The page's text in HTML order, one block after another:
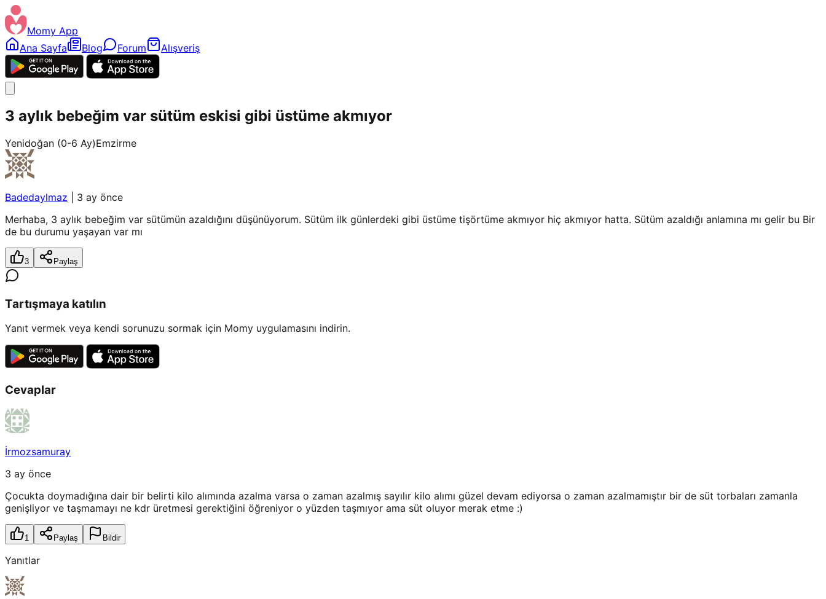
Momy App
Ana Sayfa
Blog Forum Alışveriş
3 aylık bebeğim var sütüm eskisi gibi üstüme akmıyor
Yenidoğan (0-6 Ay)Emzirme
Badedaylmaz
3 ay önce
Merhaba, 3 aylık bebeğim var sütümün azaldığını düşünüyorum. Sütüm ilk günlerdeki gibi üstüme tişörtüme akmıyor hiç akmıyor hatta. Sütüm azaldığı anlamına mı gelir bu Bir
de bu durumu yaşayan var mı
3 Paylaş
Tartışmaya katılın
Yanıt vermek veya kendi sorunuzu sormak için Momy uygulamasını indirin.
Cevaplar
İrmozsamuray
3 ay önce
Çocukta doymadığına dair bir belirti kilo alımında azalma varsa o zaman azalmış sayılır kilo alımı güzel devam ediyorsa o zaman azalmamıştır bir de süt torbaları zamanla
genişliyor ve taşmamayı ne kdr üretmesi gerektiğini öğreniyor o yüzden taşmıyor ama süt oluyor merak etme :)
1 Paylaş Bildir
Yanıtlar